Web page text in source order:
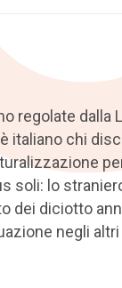
regolate dalla
italiano chi
soli: lo
dei diciotto
negli